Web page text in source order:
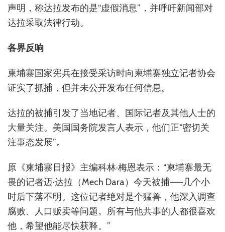
声明，称达拉发布的是“虚假消息”，并呼吁新闻部对
达拉采取法律行动。
各界反响
柬埔寨国家宪兵在接受采访时向柬埔寨独立记者协会
证实了抓捕，但并未公开发布任何信息。
达拉的被捕引发了当地记者、国际记者及其他人士的
大量关注。美国国务院发言人表示，他们正“密切关
注事态发展”。
原《柬埔寨日报》主编科林·梅恩表示：“柬埔寨最无
畏的记者迈·达拉（Mech Dara）今天被捕——几个小
时后下落不明。这位记者绝对是个猛兽，他深入调查
腐败、人口贩卖等问题。所有与他共事的人都很喜欢
他，希望他能尽快获释。”